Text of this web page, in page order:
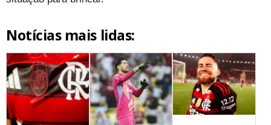
Notícias mais lidas: